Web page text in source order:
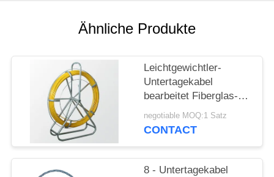
Ähnliche Produkte
Leichtgewichtler-
Untertagekabel
bearbeitet Fiberglas-
Rohr-Walzdraht-Fisch-
Band für das Kabel-
negotiable MOQ:1 Satz
CONTACT
8 - Untertagekabel